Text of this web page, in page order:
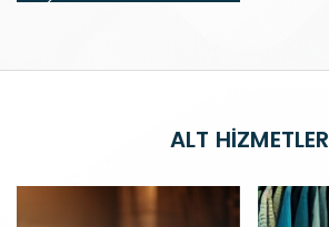
ALT HIZMETLER